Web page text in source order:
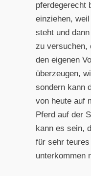
pferdegerecht
einziehen,
steht und
zu versuchen,
den eigenen
überzeugen,
sondern kann
von heute auf
Pferd auf der
kann es sein,
für sehr
unterkommen